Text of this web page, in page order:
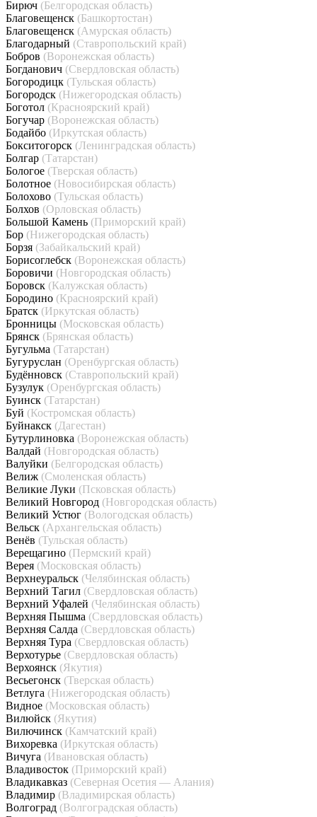
Бирюч (Белгородская область)
Благовещенск (Башкортостан)
Благовещенск (Амурская область)
Благодарный (Ставропольский край)
Бобров (Воронежская область)
Богданович (Свердловская область)
Богородицк (Тульская область)
Богородск (Нижегородская область)
Боготол (Красноярский край)
Богучар (Воронежская область)
Бодайбо (Иркутская область)
Бокситогорск (Ленинградская область)
Болгар (Татарстан)
Бологое (Тверская область)
Болотное (Новосибирская область)
Болохово (Тульская область)
Болхов (Орловская область)
Большой Камень (Приморский край)
Бор (Нижегородская область)
Борзя (Забайкальский край)
Борисоглебск (Воронежская область)
Боровичи (Новгородская область)
Боровск (Калужская область)
Бородино (Красноярский край)
Братск (Иркутская область)
Бронницы (Московская область)
Брянск (Брянская область)
Бугульма (Татарстан)
Бугуруслан (Оренбургская область)
Будённовск (Ставропольский край)
Бузулук (Оренбургская область)
Буинск (Татарстан)
Буй (Костромская область)
Буйнакск (Дагестан)
Бутурлиновка (Воронежская область)
Валдай (Новгородская область)
Валуйки (Белгородская область)
Велиж (Смоленская область)
Великие Луки (Псковская область)
Великий Новгород (Новгородская область)
Великий Устюг (Вологодская область)
Вельск (Архангельская область)
Венёв (Тульская область)
Верещагино (Пермский край)
Верея (Московская область)
Верхнеуральск (Челябинская область)
Верхний Тагил (Свердловская область)
Верхний Уфалей (Челябинская область)
Верхняя Пышма (Свердловская область)
Верхняя Салда (Свердловская область)
Верхняя Тура (Свердловская область)
Верхотурье (Свердловская область)
Верхоянск (Якутия)
Весьегонск (Тверская область)
Ветлуга (Нижегородская область)
Видное (Московская область)
Вилюйск (Якутия)
Вилючинск (Камчатский край)
Вихоревка (Иркутская область)
Вичуга (Ивановская область)
Владивосток (Приморский край)
Владикавказ (Северная Осетия — Алания)
Владимир (Владимирская область)
Волгоград (Волгоградская область)